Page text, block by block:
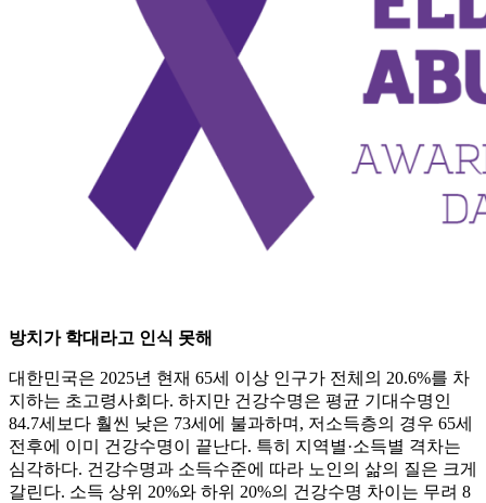
방치가 학대라고 인식 못해
대한민국은 2025년 현재 65세 이상 인구가 전체의 20.6%를 차
지하는 초고령사회다. 하지만 건강수명은 평균 기대수명인
84.7세보다 훨씬 낮은 73세에 불과하며, 저소득층의 경우 65세
전후에 이미 건강수명이 끝난다. 특히 지역별·소득별 격차는
심각하다. 건강수명과 소득수준에 따라 노인의 삶의 질은 크게
갈린다. 소득 상위 20%와 하위 20%의 건강수명 차이는 무려 8